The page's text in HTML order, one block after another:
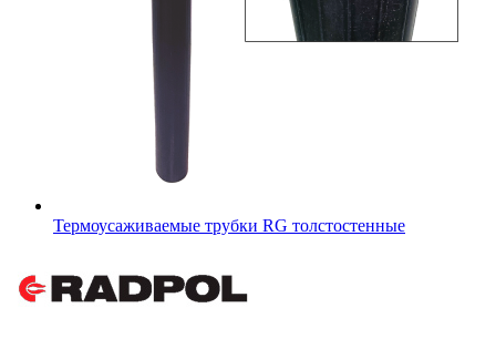
Термоусаживаемые трубки RG толстостенные